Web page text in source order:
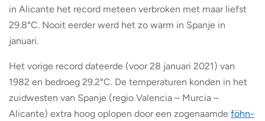
in Alicante het record meteen verbroken met maar liefst
29.8°C. Nooit eerder werd het zo warm in Spanje in
januari.
Het vorige record dateerde (voor 28 januari 2021) van
1982 en bedroeg 29.2°C. De temperaturen konden in het
zuidwesten van Spanje (regio Valencia – Murcia –
Alicante) extra hoog oplopen door een zogenaamde föhn-